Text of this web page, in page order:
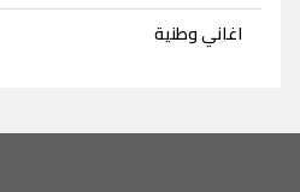
اغاني وطنية